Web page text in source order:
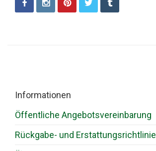
Informationen
Öffentliche Angebotsvereinbarung
Rückgabe- und Erstattungsrichtlinie